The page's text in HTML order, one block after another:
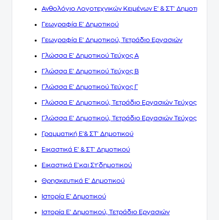
Ανθολόγιο Λογοτεχνικών Κειμένων Ε' & ΣΤ' Δημοτικού
Γεωγραφία Ε' Δημοτικού
Γεωγραφία Ε' Δημοτικού, Τετράδιο Εργασιών
Γλώσσα Ε' Δημοτικού Τεύχος Α
Γλώσσα Ε' Δημοτικού Τεύχος Β
Γλώσσα Ε' Δημοτικού Τεύχος Γ
Γλώσσα Ε' Δημοτικού, Τετράδιο Εργασιών Τεύχος Α
Γλώσσα Ε' Δημοτικού, Τετράδιο Εργασιών Τεύχος Β
Γραμματική Ε'& ΣΤ' Δημοτικού
Εικαστικά Ε' & ΣΤ' Δημοτικού
Εικαστικά Ε'και Στ'δημοτικού
Θρησκευτικά Ε' Δημοτικού
Ιστορία Ε' Δημοτικού
Ιστορία Ε' Δημοτικού, Τετράδιο Εργασιών